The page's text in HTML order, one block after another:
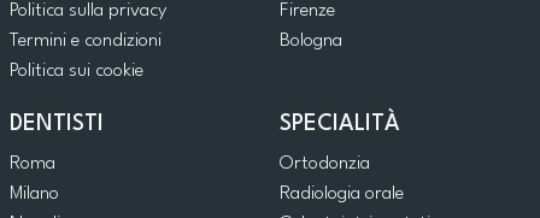
Politica sulla privacy
Termini e condizioni
Politica sui cookie
Firenze
Bologna
DENTISTI
Roma
Milano
SPECIALITÀ
Ortodonzia
Radiologia orale